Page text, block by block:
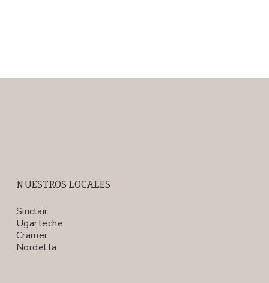
NUESTROS LOCALES
Sinclair
Ugarteche
Cramer
Nordelta